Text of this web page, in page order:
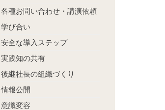
各種お問い合わせ・講演依頼
学び合い
安全な導入ステップ
実践知の共有
後継社長の組織づくり
情報公開
意識変容